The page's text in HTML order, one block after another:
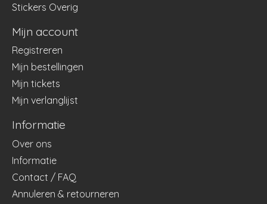
Stickers Overig
Mijn account
Registreren
Mijn bestellingen
Mijn tickets
Mijn verlanglijst
Informatie
Over ons
Informatie
Contact / FAQ
Annuleren & retourneren